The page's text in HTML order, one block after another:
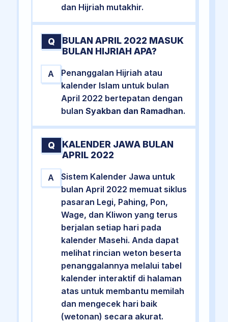
dan Hijriah mutakhir.
Q
BULAN APRIL 2022 MASUK
BULAN HIJRIAH APA?
A
Penanggalan Hijriah atau
kalender Islam untuk bulan
April 2022 bertepatan dengan
bulan Syakban dan Ramadhan.
Q
KALENDER JAWA BULAN
APRIL 2022
A
Sistem Kalender Jawa untuk
bulan April 2022 memuat siklus
pasaran Legi, Pahing, Pon,
Wage, dan Kliwon yang terus
berjalan setiap hari pada
kalender Masehi. Anda dapat
melihat rincian weton beserta
penanggalannya melalui tabel
kalender interaktif di halaman
atas untuk membantu memilah
dan mengecek hari baik
(wetonan) secara akurat.